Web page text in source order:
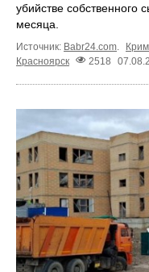
убийстве собственного
месяца.
Источник: Babr24.com.
Красноярск
2518